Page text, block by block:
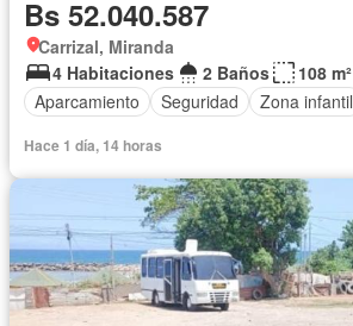
Bs 52.040.587
Carrizal, Miranda
4 Habitaciones
2 Baños
108 m²
Aparcamiento
Seguridad Zona infantil
Hace 1 día, 14 horas